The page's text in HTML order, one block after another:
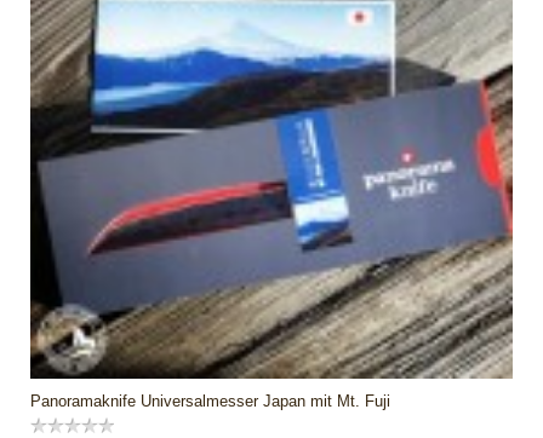
Panoramaknife Universalmesser Japan mit Mt. Fuji